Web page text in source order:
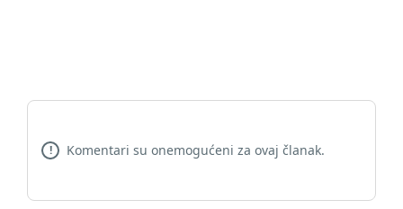
! Komentari su onemogućeni za ovaj članak.